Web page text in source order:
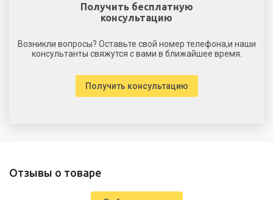
Получить бесплатную
консультацию
Возникли вопросы? Оставьте свой номер телефона,и наши
консультанты свяжутся с вами в ближайшее время.
Получить консультацию
Отзывы о товаре